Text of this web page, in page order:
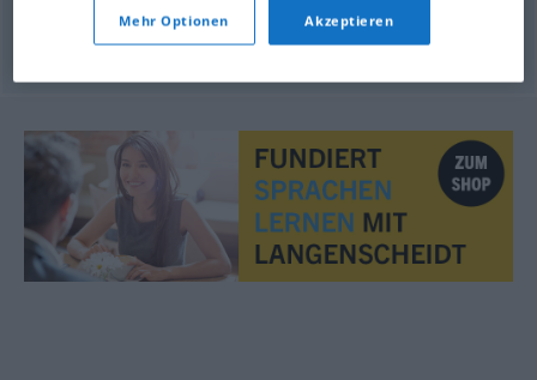
Mehr Optionen Akzeptieren